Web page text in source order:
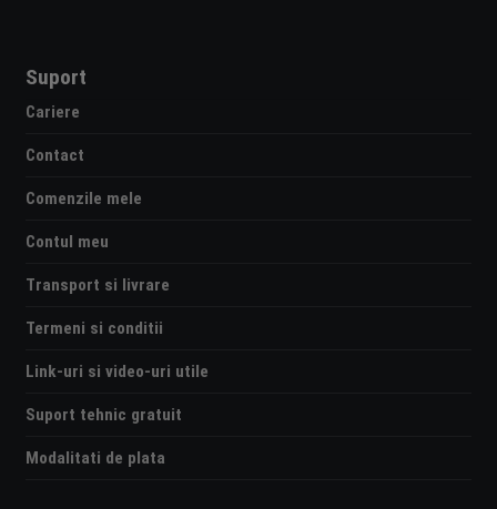
Suport
Cariere
Contact
Comenzile mele
Contul meu
Transport si livrare
Termeni si conditii
Link-uri si video-uri utile
Suport tehnic gratuit
Modalitati de plata